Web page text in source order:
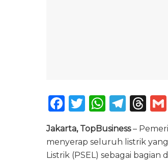
F
c
e
T
w
it
te
W
h
a
ts
T
e
g
T
re
a
Jakarta, TopBusiness–
menyerap seluruh listrik
Listrik (PSEL) sebagai